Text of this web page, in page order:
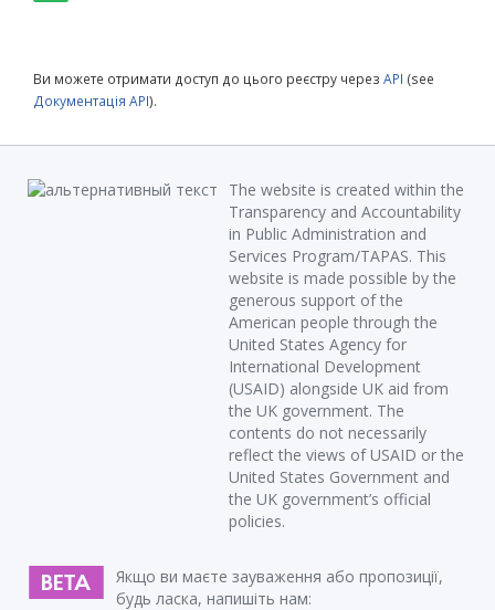
Ви можете отримати доступ до цього реєстру через API (see
Документація API).
The website is created within the
Transparency and Accountability
in Public Administration and
Services Program/TAPAS. This
website is made possible by the
generous support of the
American people through the
United States Agency for
International Development
(USAID) alongside UK aid from
the UK government. The
contents do not necessarily
reflect the views of USAID or the
United States Government and
the UK government’s official
policies.
Якщо ви маєте зауваження або пропозиції,
будь ласка, напишіть нам: